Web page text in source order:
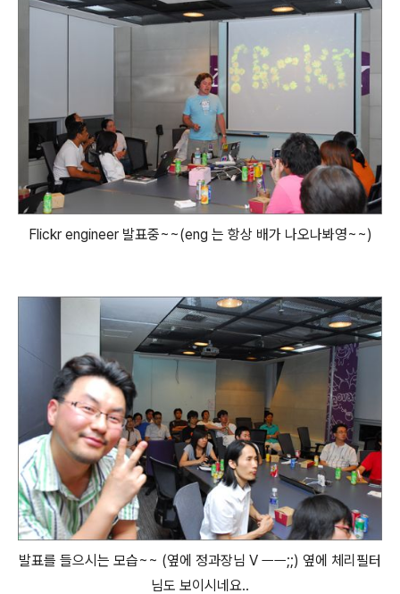
Flickr engineer 발표중~~(eng 는 항상 배가 나오나봐영~~)
발표를 들으시는 모습~~ (옆에 정과장님 V ㅡㅡ;;) 옆에 체리필터
님도 보이시네요..